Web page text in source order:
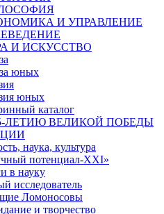
И УПРАВЛЕНИЕ
И ИСКУССТВО
юных
юных
каталог
ЛЕТИЮ ВЕЛИКОЙ ПОБЕДЫ
наука, культура
потенциал-XXI»
в науку
исследователь
Ломоносовы
и творчество